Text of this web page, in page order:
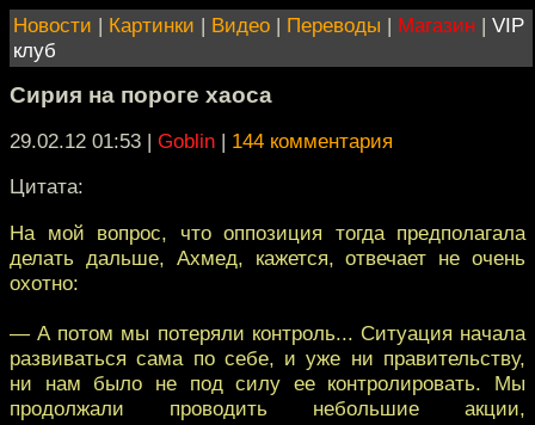
Новости | Картинки | Видео | Переводы | Магазин | VIP
клуб
Сирия на пороге хаоса
29.02.12 01:53 | Goblin | 144 комментария
Цитата:
На мой вопрос, что оппозиция тогда предполагала
делать дальше, Ахмед, кажется, отвечает не очень
охотно:
— А потом мы потеряли контроль... Ситуация начала
развиваться сама по себе, и уже ни правительству,
ни нам было не под силу ее контролировать. Мы
продолжали проводить небольшие акции,